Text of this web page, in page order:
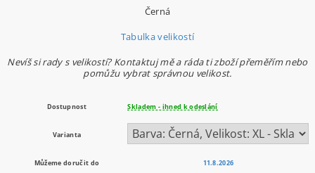
Černá
Tabulka velikostí
Nevíš si rady s velikostí? Kontaktuj mě a ráda ti zboží přeměřím nebo
pomůžu vybrat správnou velikost.
Dostupnost Skladem - ihned k odeslání
Varianta
Můžeme doručit do 11.8.2026